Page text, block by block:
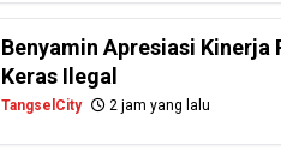
Benyamin Apresiasi
Keras Ilegal
TangselCity 2 jam yang lalu